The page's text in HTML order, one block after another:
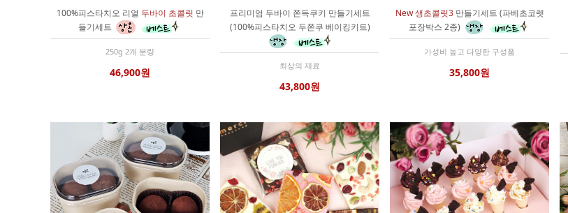
100%피스타치오 리얼 두바이 초콜릿 만
들기세트
250g 2개 분량
46,900원
프리미엄 두바이 쫀득쿠키 만들기세트
(100%피스타치오 두쫀쿠 베이킹키트)
최상의 재료
43,800원
New 생초콜릿3만들기세트 (파베초코렛
포장박스 2종)
가성비 높고 다양한 구성품
35,800원